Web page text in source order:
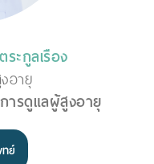
กูลเรือง
อายุ
ารดูแลผู้สูงอายุ
ย์